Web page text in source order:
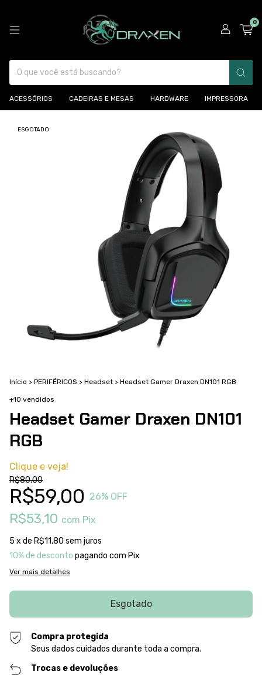
0
ACESSÓRIOS CADEIRAS E MESAS HARDWARE IMPRESSORA
ESGOTADO
Início > PERIFÉRICOS > Headset > Headset Gamer Draxen DN101 RGB
+10 vendidos
Headset Gamer Draxen DN101
RGB
Clique e veja!
R$80,00
R$59,00 26% OFF
R$53,10 com Pix
5 x de R$11,80 sem juros
10% de desconto pagando com Pix
Ver mais detalhes
Compra protegida
Seus dados cuidados durante toda a compra.
Trocas e devoluções